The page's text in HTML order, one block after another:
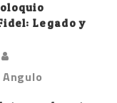
Legado y